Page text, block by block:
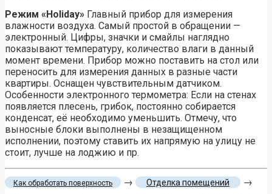
Режим «Holiday» Главный прибор для измерения
влажности воздуха. Самый простой в обращении —
электронный. Цифры, значки и смайлы наглядно
показывают температуру, количество влаги в данный
момент времени. Прибор можно поставить на стол или
переносить для измерения данных в разные части
квартиры. Оснащен чувствительным датчиком.
Особенности электронного термометра: Если на стенах
появляется плесень, грибок, постоянно собирается
конденсат, её необходимо уменьшить. Отмечу, что
выносные блоки выполнены в незащищенном
исполнении, поэтому ставить их напрямую на улицу не
стоит, лучше на лоджию и пр.
Как обработать поверхность → Отделка помещений →